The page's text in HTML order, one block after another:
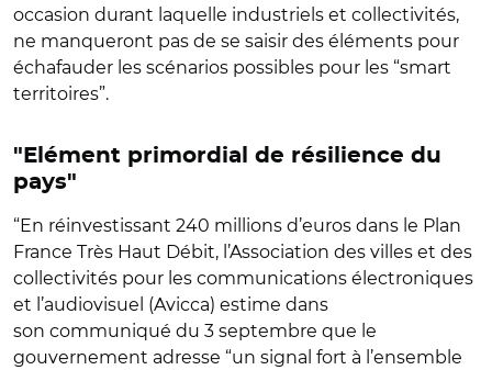
occasion durant laquelle industriels et collectivités,
ne manqueront pas de se saisir des éléments pour
échafauder les scénarios possibles pour les “smart
territoires”.
"Elément primordial de résilience du
pays"
“En réinvestissant 240 millions d’euros dans le Plan
France Très Haut Débit, l’Association des villes et des
collectivités pour les communications électroniques
et l’audiovisuel (Avicca) estime dans
son communiqué du 3 septembre que le
gouvernement adresse “un signal fort à l’ensemble